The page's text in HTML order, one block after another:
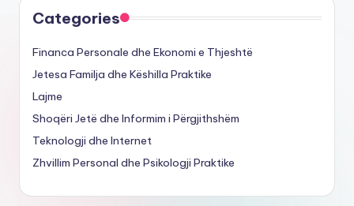
Categories
Financa Personale dhe Ekonomi e Thjeshtë
Jetesa Familja dhe Këshilla Praktike
Lajme
Shoqëri Jetë dhe Informim i Përgjithshëm
Teknologji dhe Internet
Zhvillim Personal dhe Psikologji Praktike